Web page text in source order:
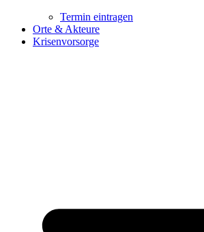
Termin eintragen
Orte & Akteure
Krisenvorsorge